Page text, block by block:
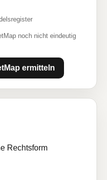
noch nicht eindeutig
ermitteln
Rechtsform